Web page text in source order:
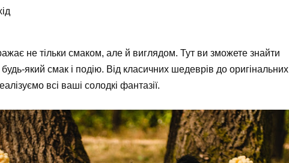
не тільки смаком, але й виглядом. Тут ви зможете знайти
який смак і подію. Від класичних шедеврів до оригінальних
всі ваші солодкі фантазії.